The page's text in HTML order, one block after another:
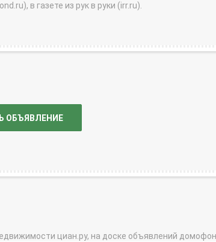
в газете из рук в руки (irr.ru).
ОБЪЯВЛЕНИЕ
циан.ру, на доске объявлений